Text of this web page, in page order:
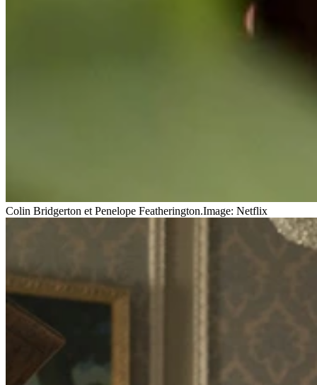
Colin Bridgerton et Penelope Featherington.Image: Netflix